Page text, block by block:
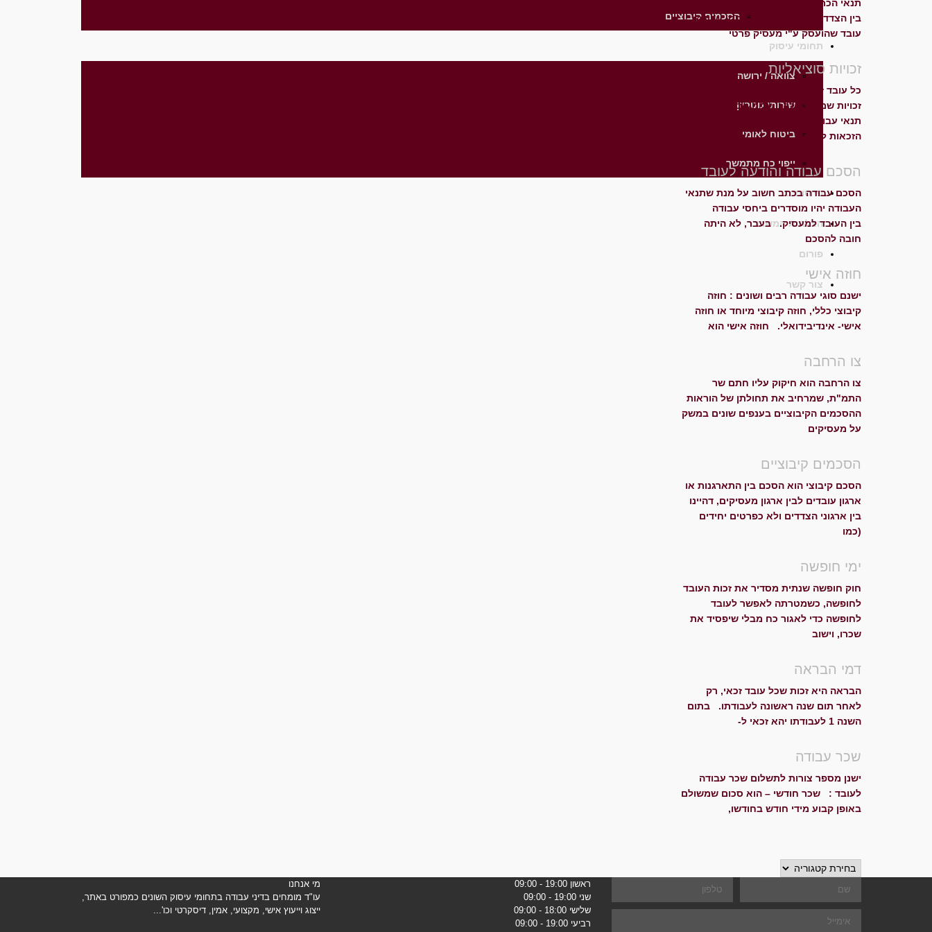
הסכמים קיבוציים
תחומי עיסוק
צוואה / ירושה
שירותי נוטריון
ביטוח לאומי
ייפוי כח מתמשך
פרסומים
הצלחות המשרד
פורום
צור קשר
תנאי הכרחי להחיל דיני עבודה על מערכת
בין הצדדים, הוא קיומם של יחסי עבודה.
עובד שהועסק ע"י מעסיק פרטי
זכויות סוציאליות
כל עובד זכאי לזכויות סוציאליות, שהינן
זכויות שמטרתן להגן על העובד, וליתן לו
תנאי עבודה מעבר לשכר עבודה, כאשר
הזכאות לזכויות
הסכם עבודה והודעה לעובד
הסכם עבודה בכתב חשוב על מנת שתנאי
העבודה יהיו מוסדרים ביחסי עבודה
בין העובד למעסיק. בעבר, לא היתה
חובה להסכם
חוזה אישי
ישנם סוגי עבודה רבים ושונים : חוזה
קיבוצי כללי, חוזה קיבוצי מיוחד או חוזה
אישי- אינדיבידואלי. חוזה אישי הוא
צו הרחבה
צו הרחבה הוא חיקוק עליו חתם שר
התמ"ת, שמרחיב את תחולתן של הוראות
ההסכמים הקיבוציים בענפים שונים במשק
על מעסיקים
הסכמים קיבוציים
הסכם קיבוצי הוא הסכם בין התארגנות או
ארגון עובדים לבין ארגון מעסיקים, דהיינו
בין ארגוני הצדדים ולא כפרטים יחידים
(כמו
ימי חופשה
חוק חופשה שנתית מסדיר את זכות העובד
לחופשה, כשמטרתה לאפשר לעובד
לחופשה כדי לאגור כח מבלי שיפסיד את
שכרו, וישוב
דמי הבראה
הבראה היא זכות שכל עובד זכאי, רק
לאחר תום שנה ראשונה לעבודתו. בתום
השנה 1 לעבודתו יהא זכאי ל-
שכר עבודה
ישנן מספר צורות לתשלום שכר עבודה
לעובד : שכר חודשי – הוא סכום שמשולם
באופן קבוע מידי חודש בחודשו,
קטגוריות
מי אנחנו
עו"ד מומחים בדיני עבודה בתחומי עיסוק השונים כמפורט באתר,
ייצוג וייעוץ אישי, מקצועי, אמין, דיסקרטי וכו'...
ראשון 19:00 - 09:00
שני 19:00 - 09:00
שלישי 18:00 - 09:00
רביעי 19:00 - 09:00